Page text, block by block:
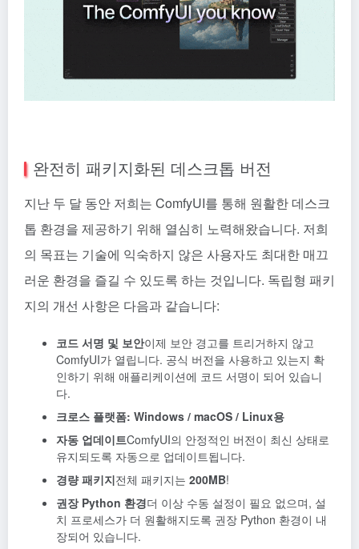
완전히 패키지화된 데스크톱 버전
지난 두 달 동안 저희는 ComfyUI를 통해 원활한 데스크
톱 환경을 제공하기 위해 열심히 노력해왔습니다. 저희
의 목표는 기술에 익숙하지 않은 사용자도 최대한 매끄
러운 환경을 즐길 수 있도록 하는 것입니다. 독립형 패키
지의 개선 사항은 다음과 같습니다:
코드 서명 및 보안이제 보안 경고를 트리거하지 않고
ComfyUI가 열립니다. 공식 버전을 사용하고 있는지 확
인하기 위해 애플리케이션에 코드 서명이 되어 있습니
다.
크로스 플랫폼: Windows / macOS / Linux용
자동 업데이트ComfyUI의 안정적인 버전이 최신 상태로
유지되도록 자동으로 업데이트됩니다.
경량 패키지전체 패키지는 200MB!
권장 Python 환경더 이상 수동 설정이 필요 없으며, 설
치 프로세스가 더 원활해지도록 권장 Python 환경이 내
장되어 있습니다.